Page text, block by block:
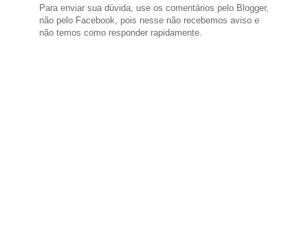
Para enviar sua dúvida, use os comentários pelo Blogger,
não pelo Facebook, pois nesse não recebemos aviso e
não temos como responder rapidamente.